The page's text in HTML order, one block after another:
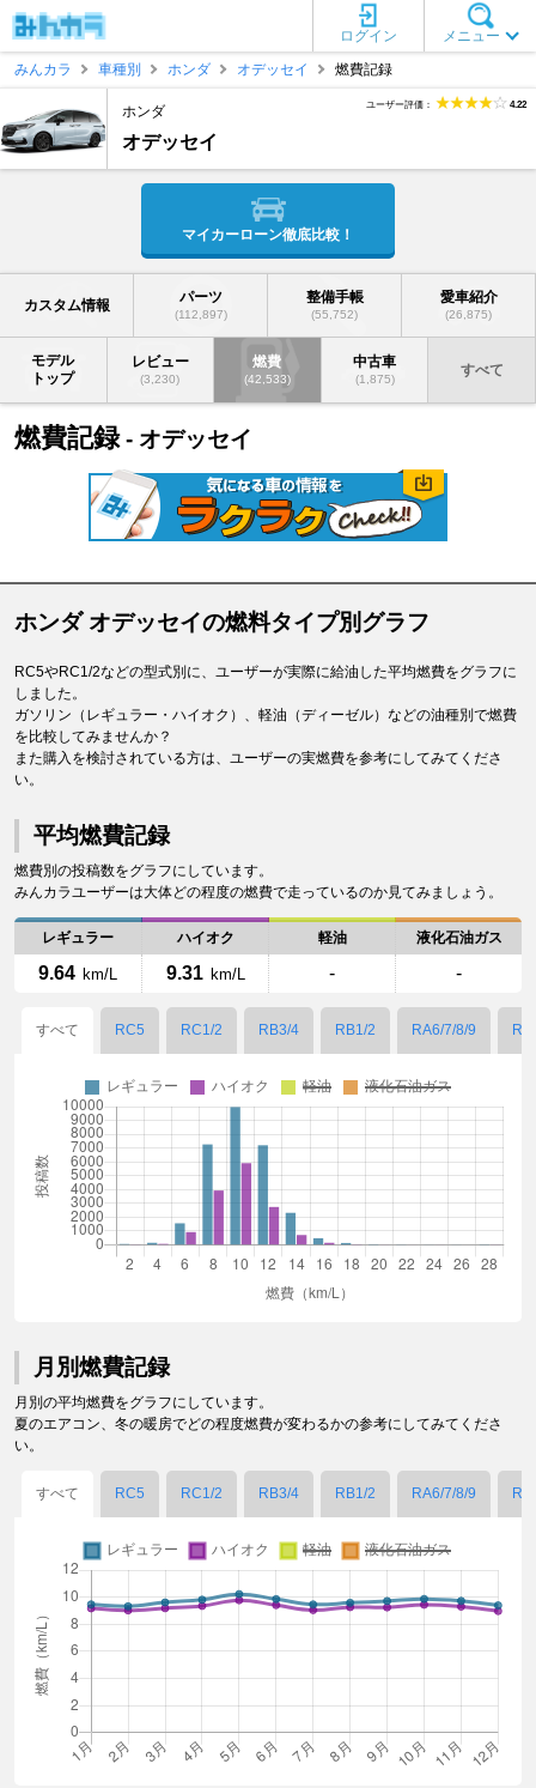
メニュー
ログイン
みんカラ
車種別 ホンダ オデッセイ 燃費記録
ホンダ
オデッセイ
ユーザー評価： 4.22
マイカーローン徹底比較！
カスタム情報 パーツ
(112,897)
整備手帳
(55,752)
愛車紹介
(26,875)
モデル
トップ
レビュー
(3,230)
燃費
(42,533)
中古車
(1,875)
すべて
燃費記録- オデッセイ
ホンダ オデッセイの燃料タイプ別グラフ
RC5やRC1/2などの型式別に、ユーザーが実際に給油した平均燃費をグラフに
しました。
ガソリン（レギュラー・ハイオク）、軽油（ディーゼル）などの油種別で燃費
を比較してみませんか？
また購入を検討されている方は、ユーザーの実燃費を参考にしてみてくださ
い。
平均燃費記録
燃費別の投稿数をグラフにしています。
みんカラユーザーは大体どの程度の燃費で走っているのか見てみましょう。
レギュラー ハイオク 軽油 液化石油ガス
9.64 km/L 9.31 km/L - -
すべて RC5 RC1/2 RB3/4 RB1/2 RA6/7/8/9
月別燃費記録
月別の平均燃費をグラフにしています。
夏のエアコン、冬の暖房でどの程度燃費が変わるかの参考にしてみてくださ
い。
すべて RC5 RC1/2 RB3/4 RB1/2 RA6/7/8/9